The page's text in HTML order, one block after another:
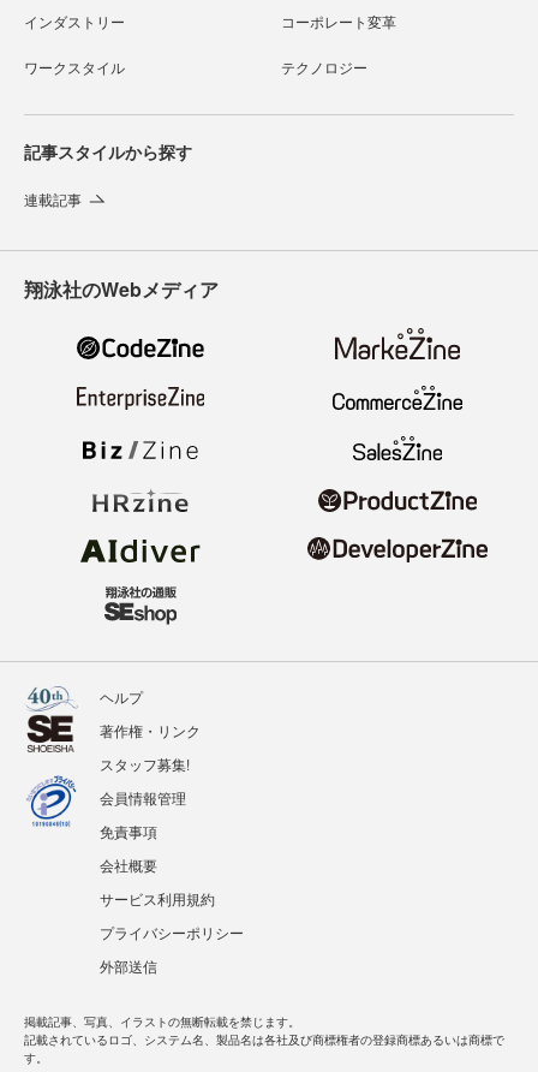
インダストリー コーポレート変革
ワークスタイル テクノロジー
記事スタイルから探す
連載記事
翔泳社のWebメディア
ヘルプ
著作権・リンク
スタッフ募集!
会員情報管理
免責事項
会社概要
サービス利用規約
プライバシーポリシー
外部送信
掲載記事、写真、イラストの無断転載を禁じます。
記載されているロゴ、システム名、製品名は各社及び商標権者の登録商標あるいは商標で
す。